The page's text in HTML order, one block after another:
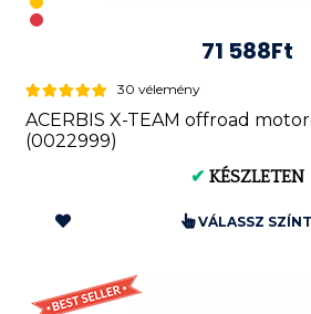
71 588Ft
30 vélemény
ACERBIS X-TEAM offroad
(0022999)
✔ KÉSZLETEN
VÁLASSZ SZÍNT